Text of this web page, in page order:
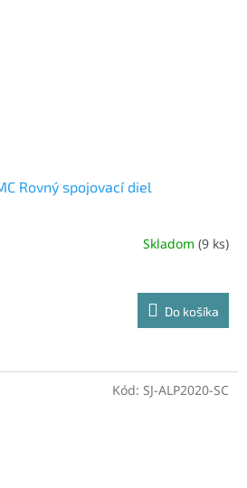
Rovný spojovací diel
Skladom (9 ks)
Do košíka
Kód: SJ-ALP2020-SC